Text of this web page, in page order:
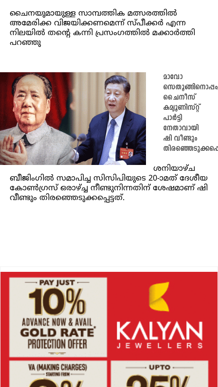
ചൈനയുമായുള്ള സാമ്പത്തിക മത്സരത്തിൽ
അമേരിക്ക വിജയിക്കണമെന്ന് സ്പീക്കർ എന്ന
നിലയിൽ തന്റെ കന്നി പ്രസംഗത്തിൽ മക്കാർത്തി
പറഞ്ഞു
മാവോ
ചൈനീസ്
കമ്യൂണിസ്റ്റ്
പാർട്ടി
നേതാവായി
ഷി വീണ്ടും
ശനിയാഴ്ച
ബീജിംഗിൽ സമാപിച്ച സിസിപിയുടെ 20-ാമത് ദേശീയ
കോൺഗ്രസ് ഒരാഴ്ച്ച നീണ്ടുനിന്നതിന് ശേഷമാണ് ഷി
വീണ്ടും തിരഞ്ഞെടുക്കപ്പെട്ടത്.